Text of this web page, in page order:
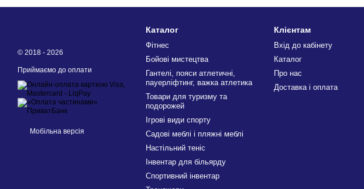
© 2018 - 2026
Приймаємо до оплати
Мобільна версія
Каталог
Фітнес
Бойові мистецтва
Гантелі, пояси атлетичні,
пауерліфтинг, важка атлетика
Товари для туризму та
подорожей
Ігрові види спорту
Садові меблі і пляжні меблі
Настільний теніс
Інвентар для більярду
Спортивний інвентар
Клієнтам
Вхід до кабінету
Каталог
Про нас
Доставка і оплата